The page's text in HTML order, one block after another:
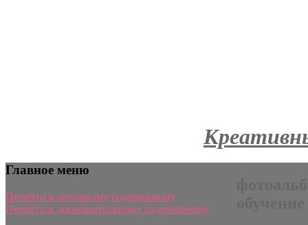
Главное меню
Перейти к основному содержимому
Перейти к дополнительному содержимому